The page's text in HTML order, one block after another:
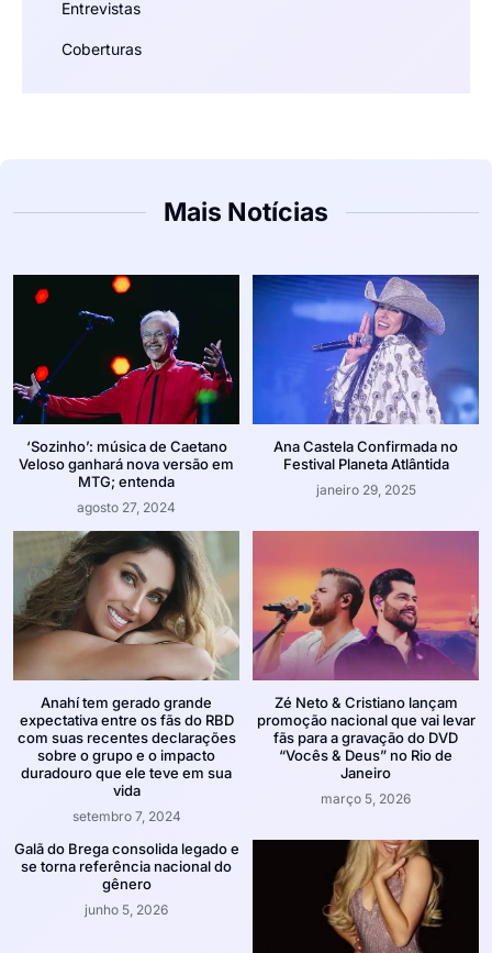
Entrevistas
Coberturas
Mais Notícias
‘Sozinho’: música de Caetano
Veloso ganhará nova versão em
MTG; entenda
agosto 27, 2024
Ana Castela Confirmada no
Festival Planeta Atlântida
janeiro 29, 2025
Anahí tem gerado grande
expectativa entre os fãs do RBD
com suas recentes declarações
sobre o grupo e o impacto
duradouro que ele teve em sua
vida
setembro 7, 2024
Zé Neto & Cristiano lançam
promoção nacional que vai levar
fãs para a gravação do DVD
“Vocês & Deus” no Rio de
Janeiro
março 5, 2026
Galã do Brega consolida legado e
se torna referência nacional do
gênero
junho 5, 2026